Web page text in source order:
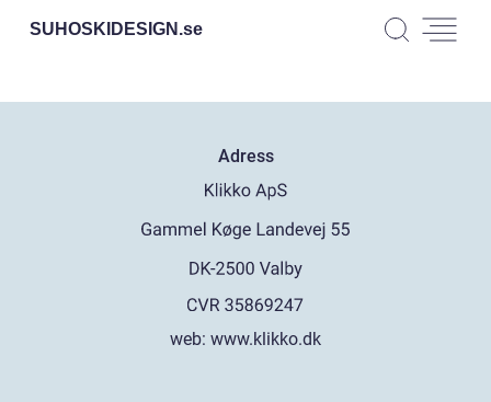
SUHOSKIDESIGN.se
Adress
web: www.klikko.dk